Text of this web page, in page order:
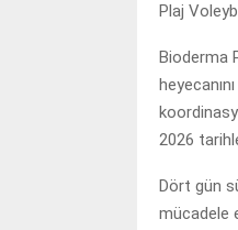
Plaj
Bioderma
2026
Dört gün
mücadele